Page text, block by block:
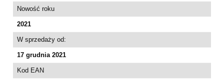
Nowość roku
2021
W sprzedaży od:
17 grudnia 2021
Kod EAN